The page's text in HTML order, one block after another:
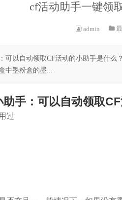
cf活动助手一键领
admin
可以自动领取CF活动的小助手是什
中墨粉盒的墨...
手：可以自动领取
过